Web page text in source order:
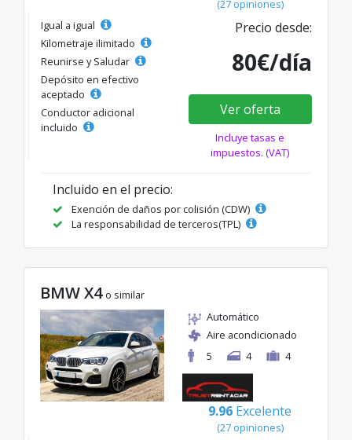
(27 opiniones)
Igual a igual
Kilometraje ilimitado
Reunirse y Saludar
Depósito en efectivo
aceptado
Conductor adicional
incluido
Precio desde:
80€/día
Ver oferta
Incluye tasas e
impuestos. (VAT)
Incluido en el precio:
Exención de daños por colisión (CDW)
La responsabilidad de terceros(TPL)
BMW X4 o similar
Automático
Aire acondicionado
5
4 4
9.96 Excelente
(27 opiniones)